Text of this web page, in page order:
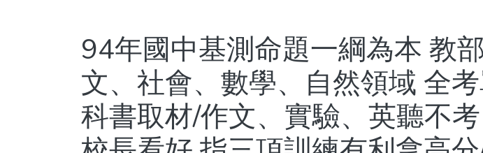
94年國中基測命題一綱為本 教
文、社會、數學、自然領域 全
科書取材/作文、實驗、英聽不